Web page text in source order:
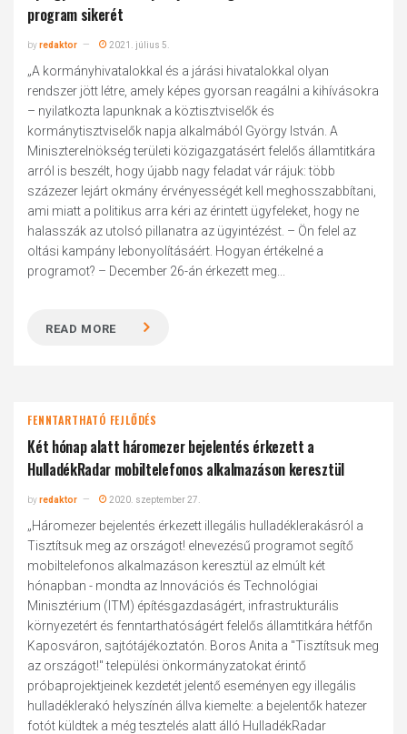
program sikerét
byredaktor 2021. július 5.
„A kormányhivatalokkal és a járási hivatalokkal olyan
rendszer jött létre, amely képes gyorsan reagálni a kihívásokra
– nyilatkozta lapunknak a köztisztviselők és
kormánytisztviselők napja alkalmából György István. A
Miniszterelnökség területi közigazgatásért felelős államtitkára
arról is beszélt, hogy újabb nagy feladat vár rájuk: több
százezer lejárt okmány érvényességét kell meghosszabbítani,
ami miatt a politikus arra kéri az érintett ügyfeleket, hogy ne
halasszák az utolsó pillanatra az ügyintézést. – Ön felel az
oltási kampány lebonyolításáért. Hogyan értékelné a
programot? – December 26-án érkezett meg...
READ MORE
FENNTARTHATÓ FEJLŐDÉS
Két hónap alatt háromezer bejelentés érkezett a
HulladékRadar mobiltelefonos alkalmazáson keresztül
byredaktor 2020. szeptember 27.
„Háromezer bejelentés érkezett illegális hulladéklerakásról a
Tisztítsuk meg az országot! elnevezésű programot segítő
mobiltelefonos alkalmazáson keresztül az elmúlt két
hónapban - mondta az Innovációs és Technológiai
Minisztérium (ITM) építésgazdaságért, infrastrukturális
környezetért és fenntarthatóságért felelős államtitkára hétfőn
Kaposváron, sajtótájékoztatón. Boros Anita a "Tisztítsuk meg
az országot!" települési önkormányzatokat érintő
próbaprojektjeinek kezdetét jelentő eseményen egy illegális
hulladéklerakó helyszínén állva kiemelte: a bejelentők hatezer
fotót küldtek a még tesztelés alatt álló HulladékRadar